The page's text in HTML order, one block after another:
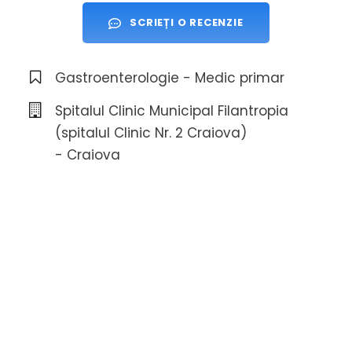
SCRIEȚI O RECENZIE
Gastroenterologie - Medic primar
Spitalul Clinic Municipal Filantropia
(spitalul Clinic Nr. 2 Craiova)
- Craiova